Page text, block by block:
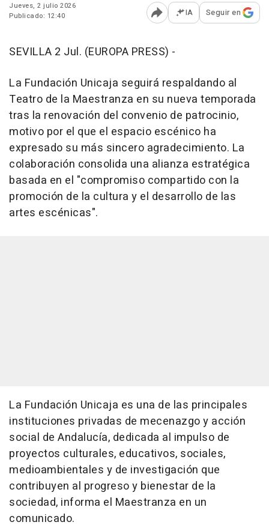
Jueves, 2 julio 2026
Publicado: 12:40
Abrir opciones para
IA Seguir en
SEVILLA 2 Jul. (EUROPA PRESS) -
La Fundación Unicaja seguirá respaldando al
Teatro de la Maestranza en su nueva temporada
tras la renovación del convenio de patrocinio,
motivo por el que el espacio escénico ha
expresado su más sincero agradecimiento. La
colaboración consolida una alianza estratégica
basada en el "compromiso compartido con la
promoción de la cultura y el desarrollo de las
artes escénicas".
La Fundación Unicaja es una de las principales
instituciones privadas de mecenazgo y acción
social de Andalucía, dedicada al impulso de
proyectos culturales, educativos, sociales,
medioambientales y de investigación que
contribuyen al progreso y bienestar de la
sociedad, informa el Maestranza en un
comunicado.